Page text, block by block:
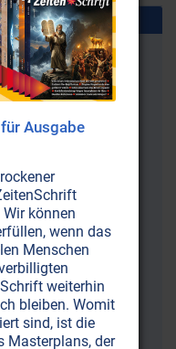
mit Verstorbenen)
Edward Lawrence)
Ausgabe
können
wenn das
Menschen
weiterhin
bleiben. Womit
sind, ist die
Masterplans, der